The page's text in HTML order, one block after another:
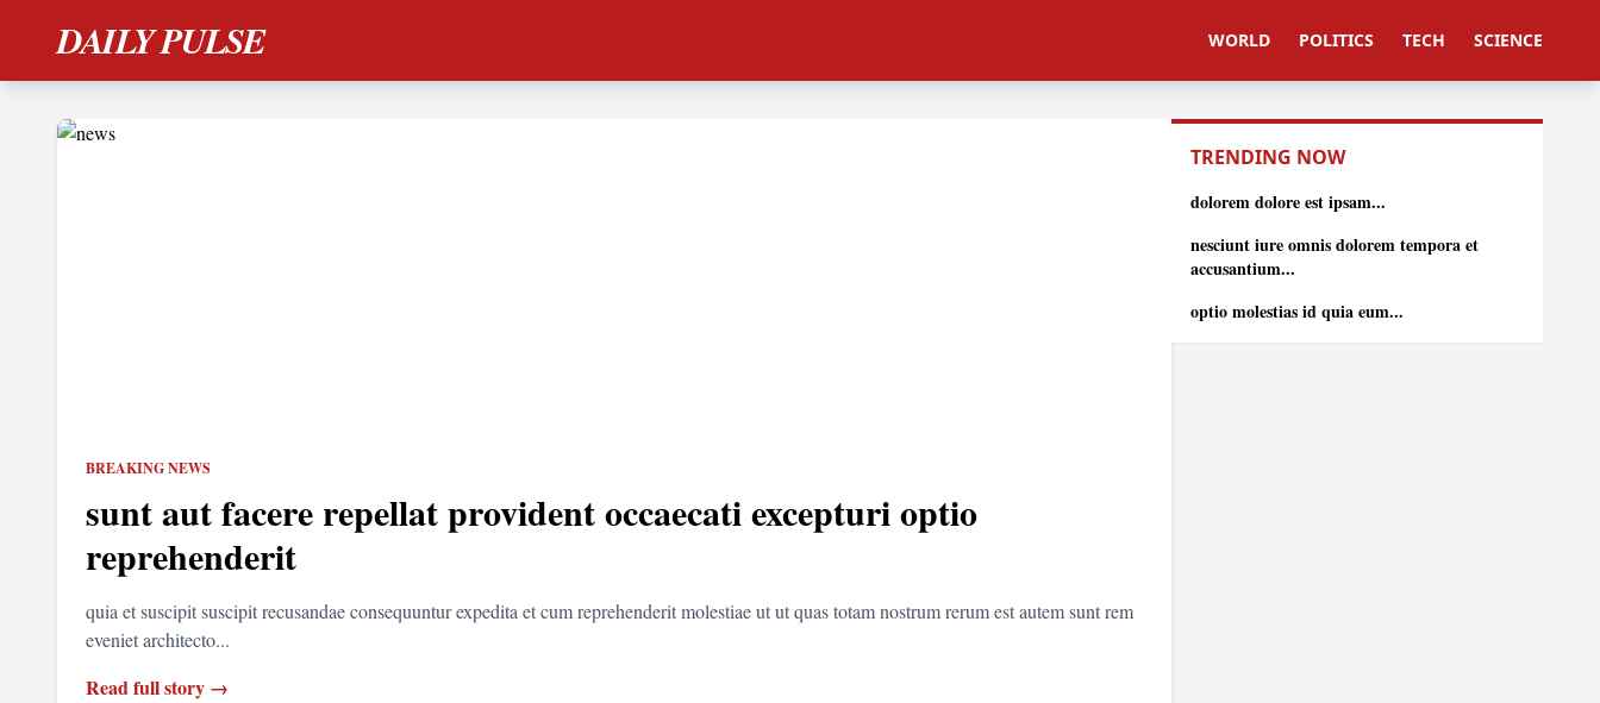
DAILY PULSE WORLD POLITICS TECH SCIENCE
BREAKING NEWS
sunt aut facere repellat provident occaecati excepturi optio
reprehenderit
quia et suscipit suscipit recusandae consequuntur expedita et cum reprehenderit molestiae ut ut quas totam nostrum rerum est autem sunt rem
eveniet architecto...
Read full story →
TRENDING NOW
dolorem dolore est ipsam...
nesciunt iure omnis dolorem tempora et
accusantium...
optio molestias id quia eum...